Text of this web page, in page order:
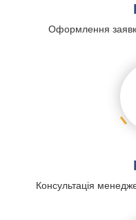
Оформлення
Консультація